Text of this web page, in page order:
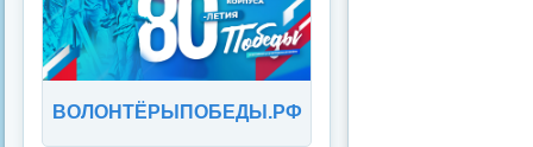
ВОЛОНТЁРЫПОБЕДЫ.РФ